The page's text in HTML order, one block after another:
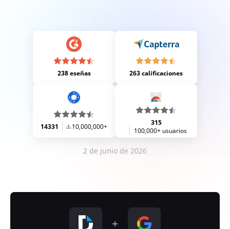
238 eseñas 263 calificaciones
14331 10,000,000+
315
100,000+ usuarios
2 de junio de 2026